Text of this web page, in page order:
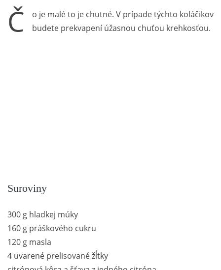
Č
o je malé to je chutné. V prípade týchto koláčikov
budete prekvapení úžasnou chuťou krehkosťou.
Suroviny
300 g hladkej múky
160 g práškového cukru
120 g masla
4 uvarené prelisované žĺtky